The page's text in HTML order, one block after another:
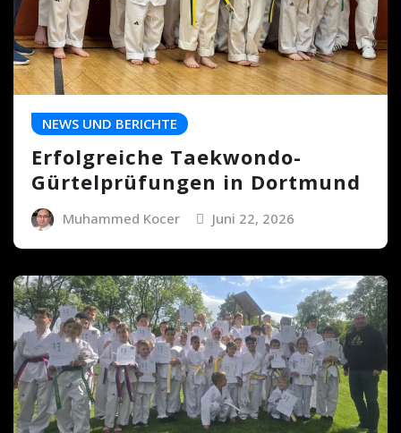
NEWS UND BERICHTE
Erfolgreiche Taekwondo-
Gürtelprüfungen in Dortmund
Muhammed Kocer Juni 22, 2026